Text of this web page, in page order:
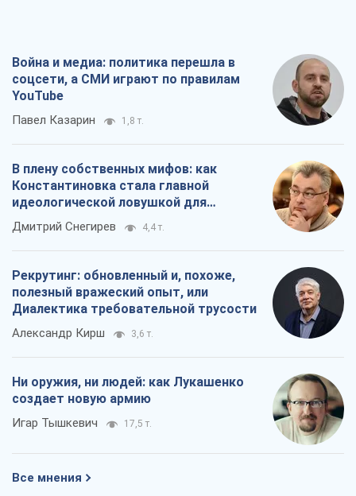
Война и медиа: политика перешла в
соцсети, а СМИ играют по правилам
YouTube
Павел Казарин 1,8 т.
В плену собственных мифов: как
Константиновка стала главной
идеологической ловушкой для
российских оккупантов
Дмитрий Снегирев 4,4 т.
Рекрутинг: обновленный и, похоже,
полезный вражеский опыт, или
Диалектика требовательной трусости
Александр Кирш 3,6 т.
Ни оружия, ни людей: как Лукашенко
создает новую армию
Игар Тышкевич 17,5 т.
Все мнения